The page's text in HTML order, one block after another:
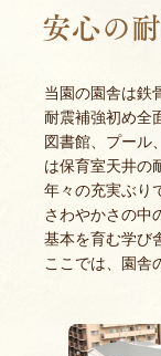
安心の
当園の園舎は鉄
耐震補強初め全
図書館、プール
は保育室天井の
年々の充実ぶり
さわやかさの中
基本を育む学び
ここでは、園舎